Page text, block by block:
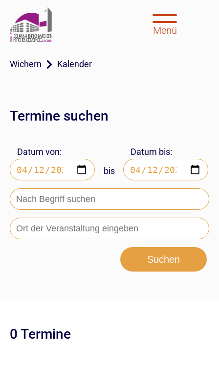
Menü
Wichern Kalender
Termine suchen
Datum von:
bis
Datum bis:
Suchen
0 Termine